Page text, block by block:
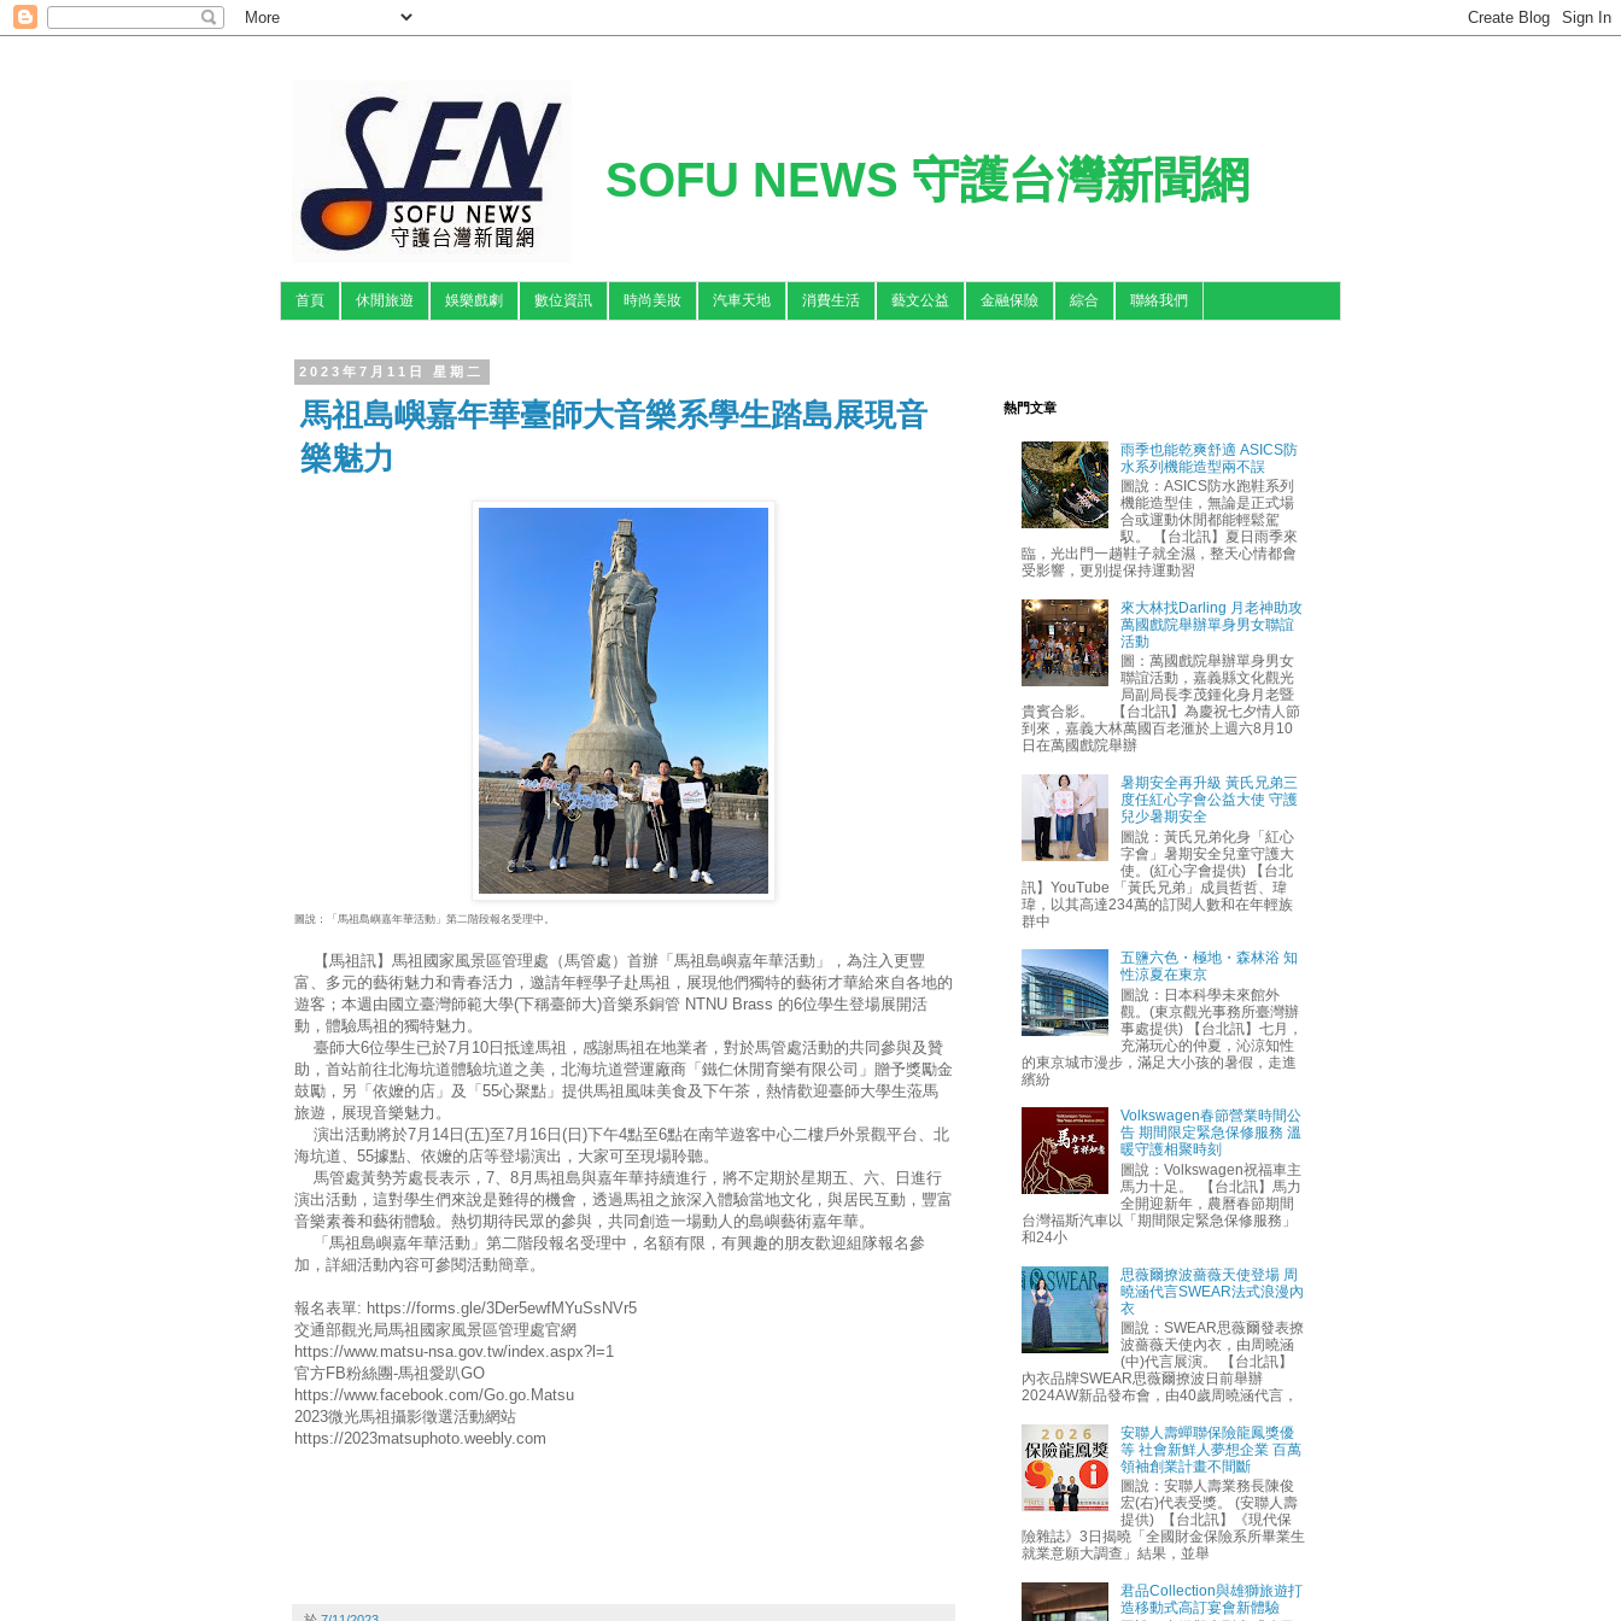
SOFU NEWS 守護台灣新聞網
首頁 休閒旅遊 娛樂戲劇 數位資訊 時尚美妝 汽車天地 消費生活 藝文公益 金融保險 綜合 聯絡我們
2023年7月11日 星期二
馬祖島嶼嘉年華臺師大音樂系學生踏島展現音
樂魅力
圖說：「馬祖島嶼嘉年華活動」第二階段報名受理中。
【馬祖訊】馬祖國家風景區管理處（馬管處）首辦「馬祖島嶼嘉年華活動」，為注入更豐
富、多元的藝術魅力和青春活力，邀請年輕學子赴馬祖，展現他們獨特的藝術才華給來自各地的
遊客；本週由國立臺灣師範大學(下稱臺師大)音樂系銅管 NTNU Brass 的6位學生登場展開活
動，體驗馬祖的獨特魅力。
臺師大6位學生已於7月10日抵達馬祖，感謝馬祖在地業者，對於馬管處活動的共同參與及贊
助，首站前往北海坑道體驗坑道之美，北海坑道營運廠商「鐵仁休閒育樂有限公司」贈予獎勵金
鼓勵，另「依嬤的店」及「55心聚點」提供馬祖風味美食及下午茶，熱情歡迎臺師大學生蒞馬
旅遊，展現音樂魅力。
演出活動將於7月14日(五)至7月16日(日)下午4點至6點在南竿遊客中心二樓戶外景觀平台、北
海坑道、55據點、依嬤的店等登場演出，大家可至現場聆聽。
馬管處黃勢芳處長表示，7、8月馬祖島與嘉年華持續進行，將不定期於星期五、六、日進行
演出活動，這對學生們來說是難得的機會，透過馬祖之旅深入體驗當地文化，與居民互動，豐富
音樂素養和藝術體驗。熱切期待民眾的參與，共同創造一場動人的島嶼藝術嘉年華。
「馬祖島嶼嘉年華活動」第二階段報名受理中，名額有限，有興趣的朋友歡迎組隊報名參
加，詳細活動內容可參閱活動簡章。
報名表單: https://forms.gle/3Der5ewfMYuSsNVr5
交通部觀光局馬祖國家風景區管理處官網
https://www.matsu-nsa.gov.tw/index.aspx?l=1
官方FB粉絲團-馬祖愛趴GO
https://www.facebook.com/Go.go.Matsu
2023微光馬祖攝影徵選活動網站
https://2023matsuphoto.weebly.com
熱門文章
雨季也能乾爽舒適 ASICS防
水系列機能造型兩不誤
圖說：ASICS防水跑鞋系列
機能造型佳，無論是正式場
合或運動休閒都能輕鬆駕
馭。 【台北訊】夏日雨季來
臨，光出門一趟鞋子就全濕，整天心情都會
受影響，更別提保持運動習
來大林找Darling 月老神助攻
萬國戲院舉辦單身男女聯誼
活動
圖：萬國戲院舉辦單身男女
聯誼活動，嘉義縣文化觀光
局副局長李茂鍾化身月老暨
貴賓合影。 【台北訊】為慶祝七夕情人節
到來，嘉義大林萬國百老滙於上週六8月10
日在萬國戲院舉辦
暑期安全再升級 黃氏兄弟三
度任紅心字會公益大使 守護
兒少暑期安全
圖說：黃氏兄弟化身「紅心
字會」暑期安全兒童守護大
使。(紅心字會提供) 【台北
訊】YouTube 「黃氏兄弟」成員哲哲、瑋
瑋，以其高達234萬的訂閱人數和在年輕族
群中
五鹽六色・極地・森林浴 知
性涼夏在東京
圖說：日本科學未來館外
觀。(東京觀光事務所臺灣辦
事處提供) 【台北訊】七月，
充滿玩心的仲夏，沁涼知性
的東京城市漫步，滿足大小孩的暑假，走進
繽紛
Volkswagen春節營業時間公
告 期間限定緊急保修服務 溫
暖守護相聚時刻
圖說：Volkswagen祝福車主
馬力十足。 【台北訊】馬力
全開迎新年，農曆春節期間
台灣福斯汽車以「期間限定緊急保修服務」
和24小
思薇爾撩波薔薇天使登場 周
曉涵代言SWEAR法式浪漫內
衣
圖說：SWEAR思薇爾發表撩
波薔薇天使內衣，由周曉涵
(中)代言展演。 【台北訊】
內衣品牌SWEAR思薇爾撩波日前舉辦
2024AW新品發布會，由40歲周曉涵代言，
安聯人壽蟬聯保險龍鳳獎優
等 社會新鮮人夢想企業 百萬
領袖創業計畫不間斷
圖說：安聯人壽業務長陳俊
宏(右)代表受獎。 (安聯人壽
提供) 【台北訊】《現代保
險雜誌》3日揭曉「全國財金保險系所畢業生
就業意願大調查」結果，並舉
君品Collection與雄獅旅遊打
造移動式高訂宴會新體驗